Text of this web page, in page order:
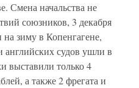
Смена начальства не
союзников, 3 декабря
зиму в Копенгагене,
английских судов ушли в
выставили только 4
а также 2 фрегата и